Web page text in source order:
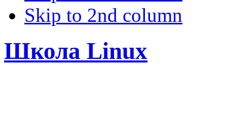
Skip to 2nd column
Школа Linux